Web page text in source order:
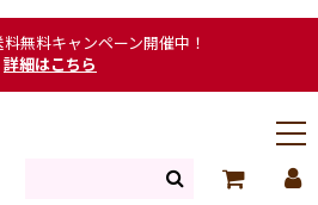
無料キャンペーン開催中！
詳細はこちら